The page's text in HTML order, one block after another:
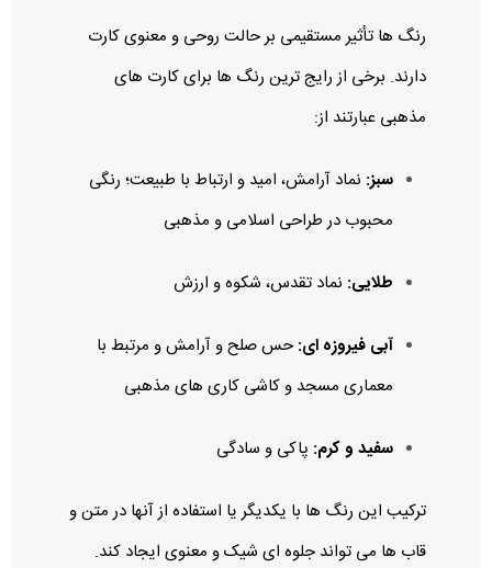
رنگ‌ ها تأثیر مستقیمی بر حالت روحی و معنوی کارت
دارند. برخی از رایج‌ ترین رنگ‌ ها برای کارت‌ های
مذهبی عبارتند از:
سبز: نماد آرامش، امید و ارتباط با طبیعت؛ رنگی
محبوب در طراحی اسلامی و مذهبی
طلایی: نماد تقدس، شکوه و ارزش
آبی فیروزه‌ ای:حس صلح و آرامش و مرتبط با
معماری مسجد و کاشی‌ کاری‌ های مذهبی
سفید و کرم: پاکی و سادگی
ترکیب این رنگ‌ ها با یکدیگر یا استفاده از آنها در متن و
قاب‌ ها می‌ تواند جلوه‌ ای شیک و معنوی ایجاد کند.